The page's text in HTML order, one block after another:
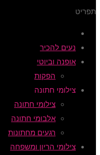
תפריט
נעים להכיר
אופנה וביוטי
הפקות
צילומי חתונה
צילומי חתונה
אלבומי חתונה
רגעים מחתונות
צילומי הריון ומשפחה